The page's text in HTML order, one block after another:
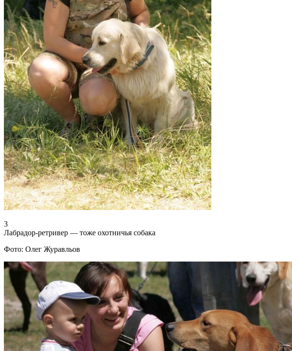
3
Лабрадор-ретривер — тоже охотничья собака
Фото: Олег Журавльов